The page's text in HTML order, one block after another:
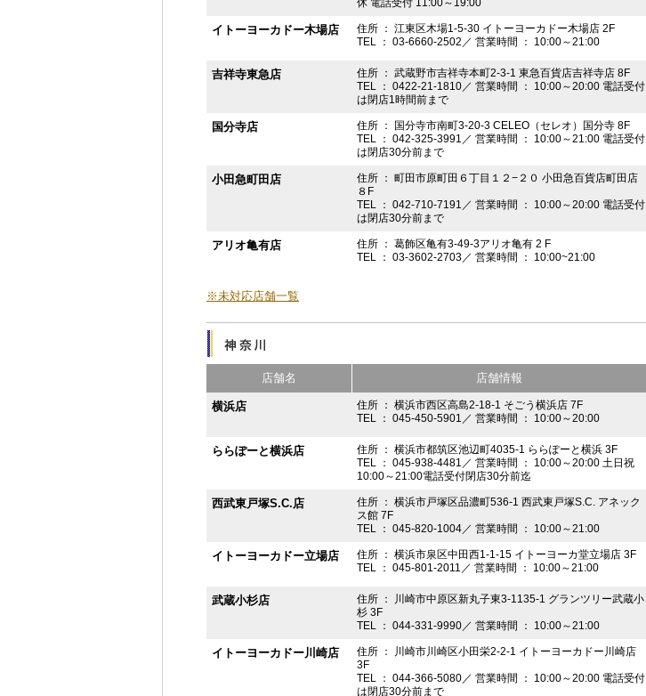
休 電話受付 11:00～19:00
イトーヨーカドー木場店
住所 ： 江東区木場1-5-30 イトーヨーカドー木場店 2F
TEL ： 03-6660-2502／ 営業時間 ： 10:00～21:00
吉祥寺東急店
住所 ： 武蔵野市吉祥寺本町2-3-1 東急百貨店吉祥寺店 8F
TEL ： 0422-21-1810／ 営業時間 ： 10:00～20:00 電話受付
は閉店1時間前まで
国分寺店
住所 ： 国分寺市南町3-20-3 CELEO（セレオ）国分寺 8F
TEL ： 042-325-3991／ 営業時間 ： 10:00～21:00 電話受付
は閉店30分前まで
小田急町田店
住所 ： 町田市原町田６丁目１２−２０ 小田急百貨店町田店
８F
TEL ： 042-710-7191／ 営業時間 ： 10:00～20:00 電話受付
は閉店30分前まで
アリオ亀有店
住所 ： 葛飾区亀有3-49-3アリオ亀有 2 F
TEL ： 03-3602-2703／ 営業時間 ： 10:00~21:00
※未対応店舗一覧
店舗名 店舗情報
横浜店
住所 ： 横浜市西区高島2-18-1 そごう横浜店 7F
TEL ： 045-450-5901／ 営業時間 ： 10:00～20:00
ららぽーと横浜店
住所 ： 横浜市都筑区池辺町4035-1 ららぽーと横浜 3F
TEL ： 045-938-4481／ 営業時間 ： 10:00～20:00 土日祝
10:00～21:00電話受付閉店30分前迄
西武東戸塚S.C.店
住所 ： 横浜市戸塚区品濃町536-1 西武東戸塚S.C. アネック
ス館 7F
TEL ： 045-820-1004／ 営業時間 ： 10:00～21:00
イトーヨーカドー立場店
住所 ： 横浜市泉区中田西1-1-15 イトーヨーカ堂立場店 3F
TEL ： 045-801-2011／ 営業時間 ： 10:00～21:00
武蔵小杉店
住所 ： 川崎市中原区新丸子東3-1135-1 グランツリー武蔵小
杉 3F
TEL ： 044-331-9990／ 営業時間 ： 10:00～21:00
イトーヨーカドー川崎店
住所 ： 川崎市川崎区小田栄2-2-1 イトーヨーカドー川崎店
3F
TEL ： 044-366-5080／ 営業時間 ： 10:00～20:00 電話受付
は閉店30分前まで